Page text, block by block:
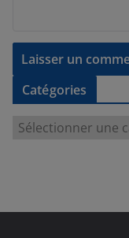
Catégories